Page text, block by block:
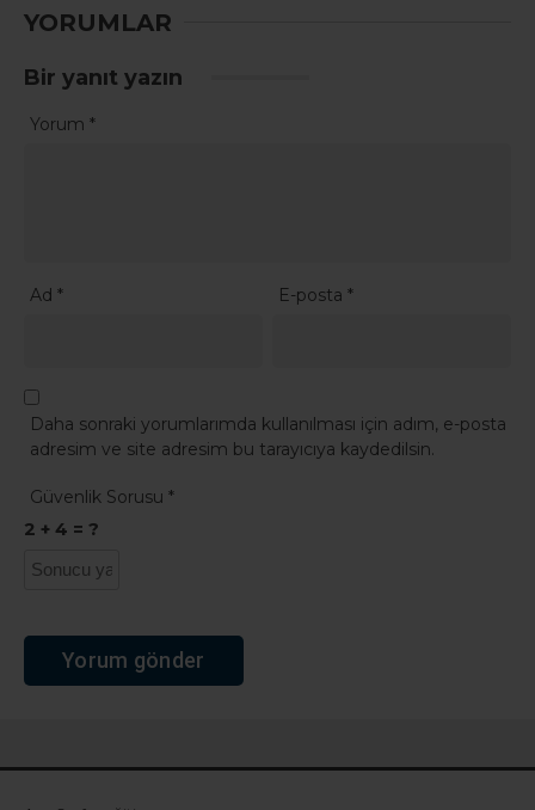
YORUMLAR
Bir yanıt yazın
Yorum *
Ad * E-posta*
Daha sonraki yorumlarımda kullanılması için adım, e-posta
adresim ve site adresim bu tarayıcıya kaydedilsin.
Güvenlik Sorusu *
2 + 4 = ?